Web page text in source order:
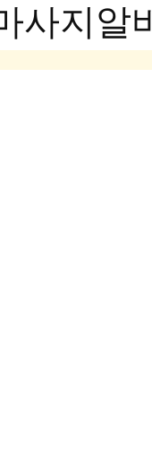
사지알